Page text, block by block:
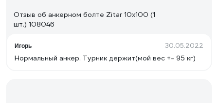
Отзыв об анкерном болте Zitar 10х100 (1
шт.) 108046
Игорь 30.05.2022
Нормальный анкер. Турник держит(мой вес +- 95 кг)